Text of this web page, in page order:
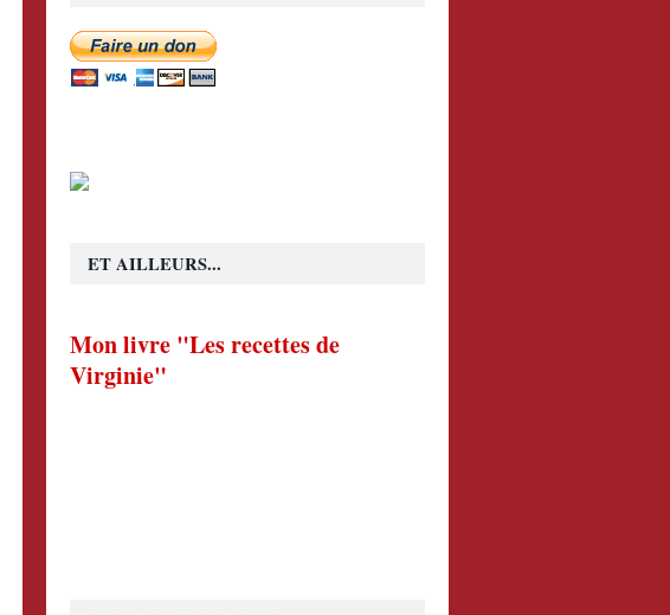
ET AILLEURS...
Mon livre "Les recettes de
Virginie"